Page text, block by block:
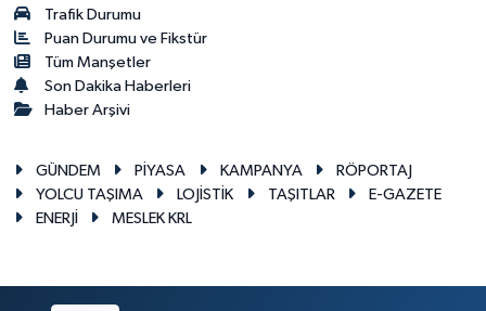
Trafik Durumu
Puan Durumu ve Fikstür
Tüm Manşetler
Son Dakika Haberleri
Haber Arşivi
GÜNDEM PİYASA KAMPANYA
RÖPORTAJ
YOLCU TAŞIMA
LOJİSTİK TAŞITLAR
E-GAZETE
ENERJİ
MESLEK KRL